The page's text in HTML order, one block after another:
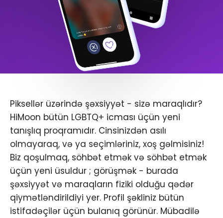
Piksellər üzərində şəxsiyyət - sizə maraqlıdır?
HiMoon bütün LGBTQ+ icması üçün yeni
tanışlıq proqramıdır. Cinsinizdən asılı
olmayaraq, və ya seçimləriniz, xoş gəlmisiniz!
Biz qoşulmaq, söhbət etmək və söhbət etmək
üçün yeni üsuldur ; görüşmək - burada
şəxsiyyət və maraqların fiziki olduğu qədər
qiymətləndirildiyi yer. Profil şəkliniz bütün
istifadəçilər üçün bulanıq görünür. Mübadilə